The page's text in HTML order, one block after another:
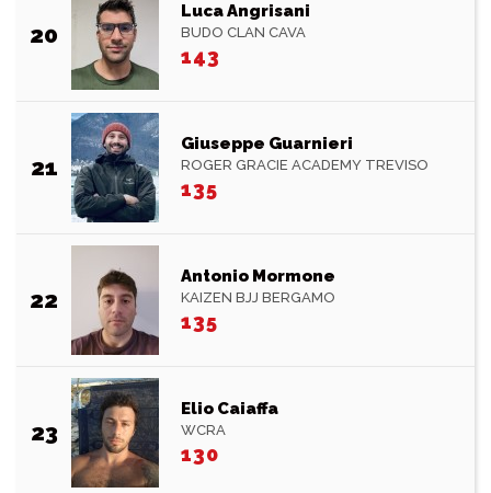
20
Luca Angrisani
BUDO CLAN CAVA
143
21
Giuseppe Guarnieri
ROGER GRACIE ACADEMY TREVISO
135
22
Antonio Mormone
KAIZEN BJJ BERGAMO
135
23
Elio Caiaffa
WCRA
130